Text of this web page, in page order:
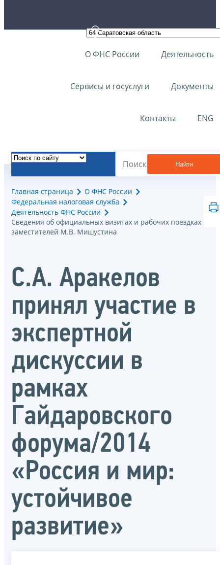
О ФНС России Деятельность
Сервисы и госуслуги Документы
Контакты ENG
Найти
Главная страница
О ФНС России
Федеральная налоговая служба
Деятельность ФНС России
Сведения об официальных визитах и рабочих поездках
заместителей М.В. Мишустина
С.А. Аракелов
принял участие в
экспертной
дискуссии в
рамках
Гайдаровского
форума/2014
«Россия и мир:
устойчивое
развитие»